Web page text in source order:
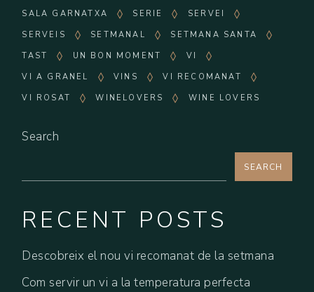
SALA GARNATXA
SERIE
SERVEI
SERVEIS
SETMANAL
SETMANA SANTA
TAST
UN BON MOMENT
VI
VI A GRANEL
VINS
VI RECOMANAT
VI ROSAT
WINELOVERS WINE LOVERS
Search
SEARCH
RECENT POSTS
Descobreix el nou vi recomanat de la setmana
Com servir un vi a la temperatura perfecta